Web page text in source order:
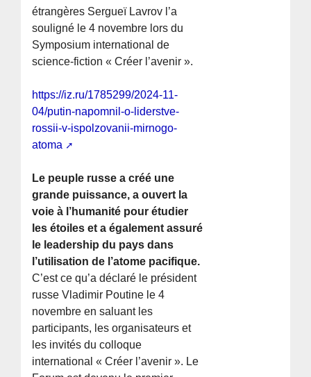
étrangères Sergueï Lavrov l’a
souligné le 4 novembre lors du
Symposium international de
science-fiction « Créer l’avenir ».
https://iz.ru/1785299/2024-11-
04/putin-napomnil-o-liderstve-
rossii-v-ispolzovanii-mirnogo-
atoma
Le peuple russe a créé une
grande puissance, a ouvert la
voie à l’humanité pour étudier
les étoiles et a également assuré
le leadership du pays dans
l’utilisation de l’atome pacifique.
C’est ce qu’a déclaré le président
russe Vladimir Poutine le 4
novembre en saluant les
participants, les organisateurs et
les invités du colloque
international « Créer l’avenir ». Le